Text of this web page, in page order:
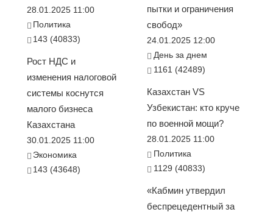
28.01.2025 11:00
Политика
143 (40833)
Рост НДС и
изменения налоговой
системы коснутся
малого бизнеса
Казахстана
30.01.2025 11:00
Экономика
143 (43648)
пытки и ограничения
свобод»
24.01.2025 12:00
День за днем
1161 (42489)
Казахстан VS
Узбекистан: кто круче
по военной мощи?
28.01.2025 11:00
Политика
1129 (40833)
«Кабмин утвердил
беспрецедентный за